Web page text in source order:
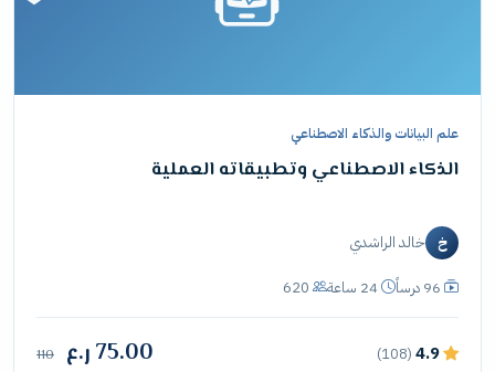
علم البيانات والذكاء الاصطناعي
الذكاء الاصطناعي وتطبيقاته العملية
خ خالد الراشدي
96 درساً 24 ساعة 620
4.9
(108) 75.00 ر.ع 110